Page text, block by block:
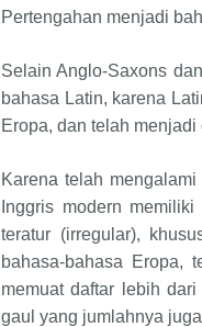
Pertengahan menjadi
Selain Anglo-Saxons
bahasa Latin, karena
Eropa, dan telah
Karena telah
Inggris modern
teratur (irregular),
bahasa-bahasa Eropa,
memuat daftar lebih
gaul yang jumlahnya